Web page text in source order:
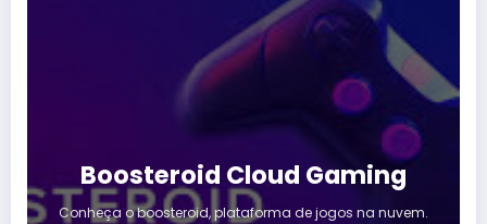
Boosteroid Cloud Gaming
Conheça o boosteroid, plataforma de jogos na nuvem.